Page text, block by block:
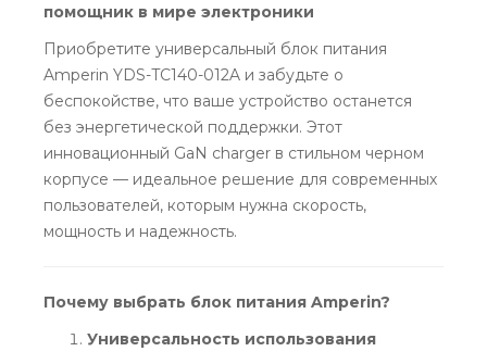
помощник в мире электроники
Приобретите универсальный блок питания
Amperin YDS-TC140-012A и забудьте о
беспокойстве, что ваше устройство останется
без энергетической поддержки. Этот
инновационный GaN charger в стильном черном
корпусе — идеальное решение для современных
пользователей, которым нужна скорость,
мощность и надежность.
Почему выбрать блок питания Amperin?
Универсальность использования